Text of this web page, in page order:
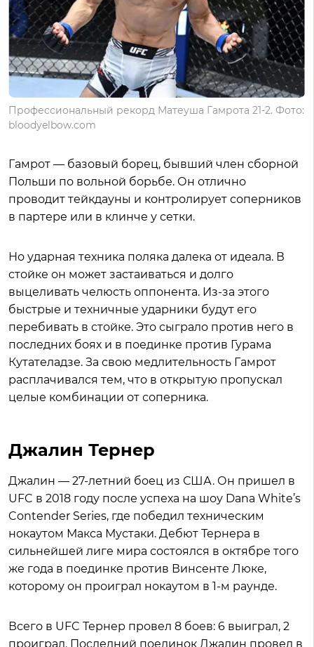
Профессиональный рекорд Матеуша Гамрота 21-2. Фото:
bloodyelbow.com
Гамрот — базовый борец, бывший член сборной
Польши по вольной борьбе. Он отлично
проводит тейкдауны и контролирует соперников
в партере или в клинче у сетки.
Но ударная техника поляка далека от идеала. В
стойке он может застаиваться и долго
выцеливать челюсть оппонента. Из-за этого
быстрые и техничные ударники будут его
перебивать в стойке. Это сыграло против него в
последних боях и в поединке против Гурама
Кутателадзе. За свою медлительность Гамрот
расплачивался тем, что в открытую пропускал
целые комбинации от соперника.
Джалин Тернер
Джалин — 27-летний боец из США. Он пришел в
UFC в 2018 году после успеха на шоу Dana White’s
Contender Series, где победил техническим
нокаутом Макса Мустаки. Дебют Тернера в
сильнейшей лиге мира состоялся в октябре того
же года в поединке против Винсенте Люке,
которому он проиграл нокаутом в 1-м раунде.
Всего в UFC Тернер провел 8 боев: 6 выиграл, 2
проиграл. Последний поединок Джалин провел в